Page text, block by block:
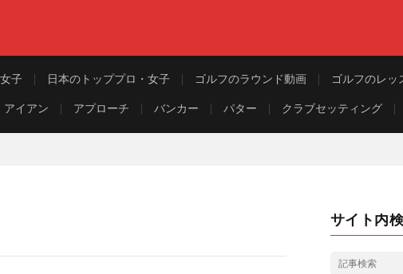
子 日本のトッププロ・女子 ゴルフのラウンド動画 ゴルフのレッ
アイアン アプローチ バンカー パター クラブセッティング
サイト内